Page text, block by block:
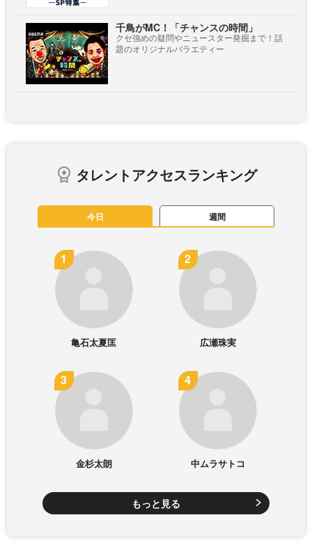
千鳥がMC！「チャンスの時間」
クセ強めの疑問やニュースター発掘まで！話
題のオリジナルバラエティー
タレントアクセスランキング
今日 週間
亀石太夏匡 広瀬珠実
金杉太朗 中ムラサトコ
もっと見る